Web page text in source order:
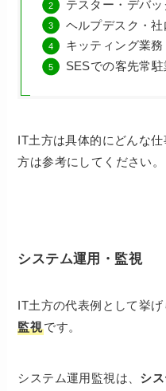
テスター・デバッ
ヘルプデスク・社
キッティング業務
SESでの客先常駐
IT土方は具体的にどんな
方は参考にしてください。
システム運用・監視
IT土方の代表例として挙げ
監視です。
システム運用監視は、 シ